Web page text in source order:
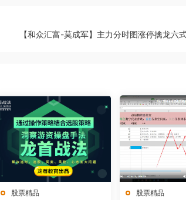
【和众汇富-莫成军】主力分时图涨停擒龙六
股票精品 股票精品